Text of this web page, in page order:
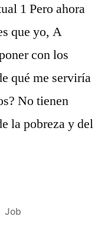
1 Pero ahora
que yo, A
con los
qué me serviría
No tienen
la pobreza y del
Posted
Job